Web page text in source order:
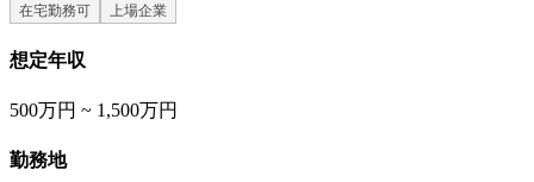
在宅勤務可 上場企業
想定年収
500万円 ~ 1,500万円
勤務地